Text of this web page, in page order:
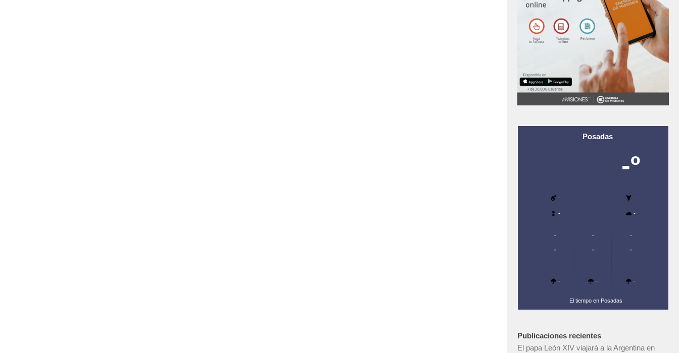
Posadas
-º
- -
- -
-
-
-
-
-
-
-
-
-
El tiempo en Posadas
Publicaciones recientes
El papa León XIV viajará a la Argentina en